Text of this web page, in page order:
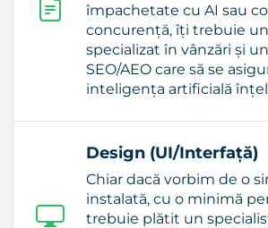
împachetate cu AI sau
concurență, îți trebuie
specializat în vânzări și
SEO/AEO care să se
inteligența artificială
Design (UI/Interfață)
Chiar dacă vorbim de o
instalată, cu o minimă
trebuie plătit un